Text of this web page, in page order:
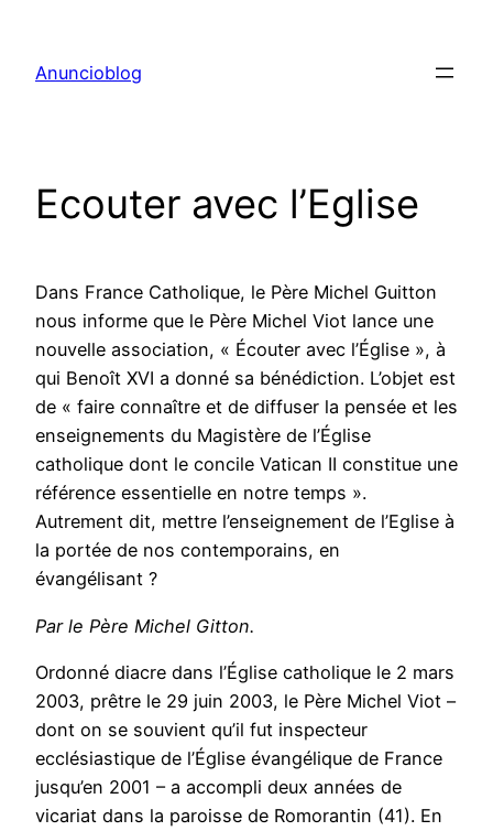
contenu
Anuncioblog
Ecouter avec l’Eglise
Dans France Catholique, le Père Michel Guitton
nous informe que le Père Michel Viot lance une
nouvelle association, « Écouter avec l’Église », à
qui Benoît XVI a donné sa bénédiction. L’objet est
de « faire connaître et de diffuser la pensée et les
enseignements du Magistère de l’Église
catholique dont le concile Vatican II constitue une
référence essentielle en notre temps ».
Autrement dit, mettre l’enseignement de l’Eglise à
la portée de nos contemporains, en
évangélisant ?
Par le Père Michel Gitton.
Ordonné diacre dans l’Église catholique le 2 mars
2003, prêtre le 29 juin 2003, le Père Michel Viot –
dont on se souvient qu’il fut inspecteur
ecclésiastique de l’Église évangélique de France
jusqu’en 2001 – a accompli deux années de
vicariat dans la paroisse de Romorantin (41). En